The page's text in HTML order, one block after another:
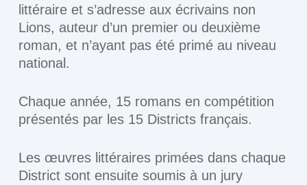
littéraire et s’adresse aux écrivains non
Lions, auteur d’un premier ou deuxième
roman, et n’ayant pas été primé au niveau
national.
Chaque année, 15 romans en compétition
présentés par les 15 Districts français.
Les œuvres littéraires primées dans chaque
District sont ensuite soumis à un jury